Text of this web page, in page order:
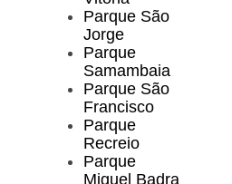
Parque São
Jorge
Parque
Samambaia
Parque São
Francisco
Parque
Recreio
Parque
Miguel Badra